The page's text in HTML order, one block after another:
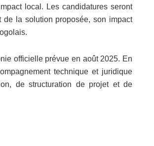
local. Les candidatures seront
de la solution proposée, son impact
officielle prévue en août 2025. En
technique et juridique
de structuration de projet et de